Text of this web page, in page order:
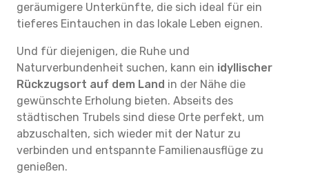
geräumigere Unterkünfte, die sich ideal für ein
tieferes Eintauchen in das lokale Leben eignen.
Und für diejenigen, die Ruhe und
Naturverbundenheit suchen, kann ein idyllischer
Rückzugsort auf dem Land in der Nähe die
gewünschte Erholung bieten. Abseits des
städtischen Trubels sind diese Orte perfekt, um
abzuschalten, sich wieder mit der Natur zu
verbinden und entspannte Familienausflüge zu
genießen.